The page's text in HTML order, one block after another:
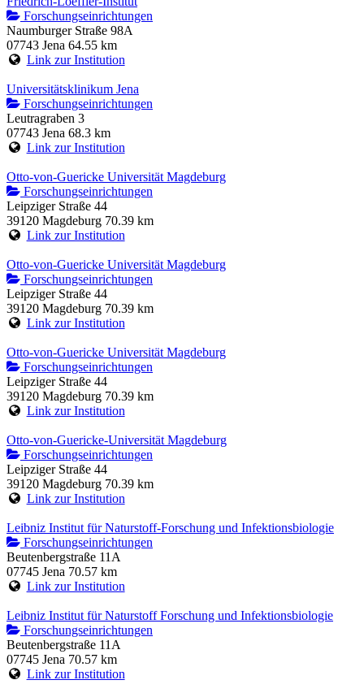
Forschungseinrichtungen
Naumburger Straße 98A
07743 Jena 64.55 km
Link zur Institution
Universitätsklinikum Jena
Forschungseinrichtungen
Leutragraben 3
07743 Jena 68.3 km
Link zur Institution
Otto-von-Guericke Universität Magdeburg
Forschungseinrichtungen
Leipziger Straße 44
39120 Magdeburg 70.39 km
Link zur Institution
Otto-von-Guericke Universität Magdeburg
Forschungseinrichtungen
Leipziger Straße 44
39120 Magdeburg 70.39 km
Link zur Institution
Otto-von-Guericke Universität Magdeburg
Forschungseinrichtungen
Leipziger Straße 44
39120 Magdeburg 70.39 km
Link zur Institution
Otto-von-Guericke-Universität Magdeburg
Forschungseinrichtungen
Leipziger Straße 44
39120 Magdeburg 70.39 km
Link zur Institution
Leibniz Institut für Naturstoff-Forschung und Infektionsbiologie
Forschungseinrichtungen
Beutenbergstraße 11A
07745 Jena 70.57 km
Link zur Institution
Leibniz Institut für Naturstoff Forschung und Infektionsbiologie
Forschungseinrichtungen
Beutenbergstraße 11A
07745 Jena 70.57 km
Link zur Institution